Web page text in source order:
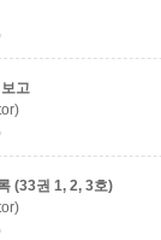
고
(33권 1, 2, 3호)